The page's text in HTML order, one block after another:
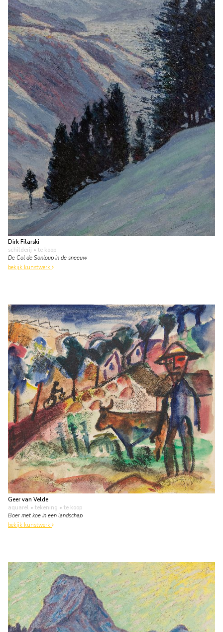
Dirk Filarski
schilderij • te koop
De Col de Sonloup in de sneeuw
bekijk kunstwerk
Geer van Velde
aquarel • tekening • te koop
Boer met koe in een landschap
bekijk kunstwerk